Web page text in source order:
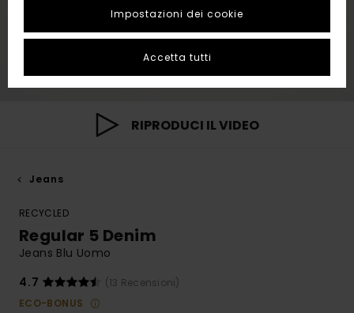
RIPRODUCI IL VIDEO
Jeans
RECYCLED
Regular 5 Denim
Jeans Blu Uomo
4.7
(13 Recensioni)
ECO-BONUS
Impostazioni dei cookie
Accetta tutti